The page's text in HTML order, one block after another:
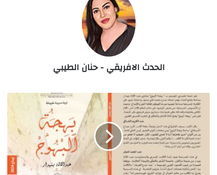
الحدث الافريقي - حنان الطيبي
بنهدار
يصدر
مسرحيته
العاشرة
جامع
الفنا
خشبة